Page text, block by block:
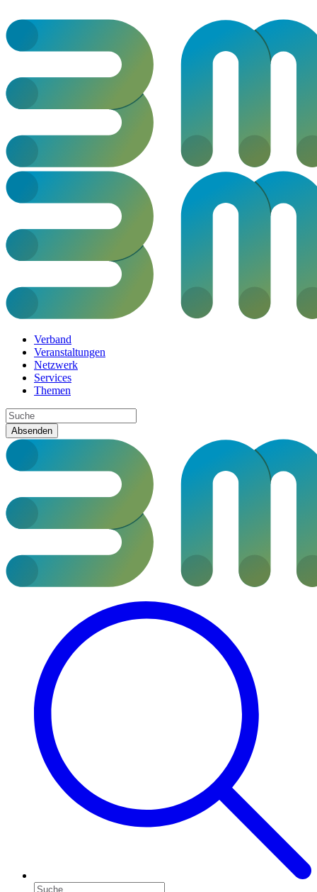
Verband
Veranstaltungen
Netzwerk
Services
Themen
Absenden